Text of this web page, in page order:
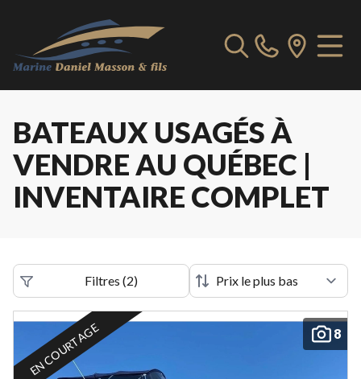
BATEAUX USAGÉS À
VENDRE AU QUÉBEC |
INVENTAIRE COMPLET
Filtres (2)
8
EN COURTAGE